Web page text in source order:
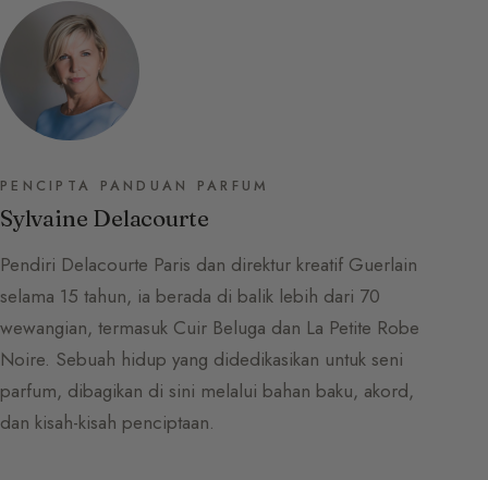
PENCIPTA PANDUAN PARFUM
Sylvaine Delacourte
Pendiri Delacourte Paris dan direktur kreatif Guerlain
selama 15 tahun, ia berada di balik lebih dari 70
wewangian, termasuk Cuir Beluga dan La Petite Robe
Noire. Sebuah hidup yang didedikasikan untuk seni
parfum, dibagikan di sini melalui bahan baku, akord,
dan kisah-kisah penciptaan.